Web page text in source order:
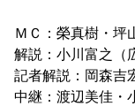
ＭＣ：榮真樹・坪
解説：小川富之（
記者解説：岡森吉
中継：渡辺美佳・